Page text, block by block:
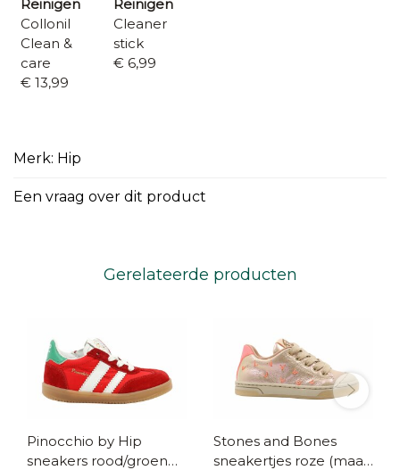
Reinigen
Collonil
Clean &
care
€ 13,99
Reinigen
Cleaner
stick
€ 6,99
Merk: Hip
Een vraag over dit product
Gerelateerde producten
Pinocchio by Hip
sneakers rood/groen
Stones and Bones
sneakertjes roze (maat